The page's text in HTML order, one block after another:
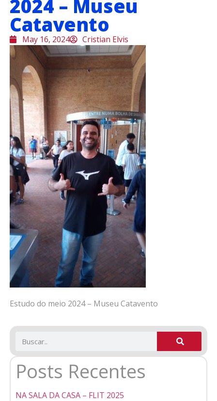
2024 – Museu
Catavento
May 16, 2024 Cristian Elvis
Estudo do meio 2024 – Museu Catavento
Posts Recentes
NA SALA DA CASA – FLIT 2025